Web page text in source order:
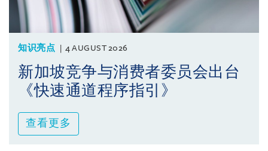
知识亮点 4 AUGUST 2026
新加坡竞争与消费者委员会出台
《快速通道程序指引》
查看更多